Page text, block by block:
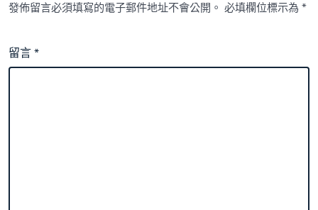
發佈留言必須填寫的電子郵件地址不會公開。 必填欄位標示為*
留言*